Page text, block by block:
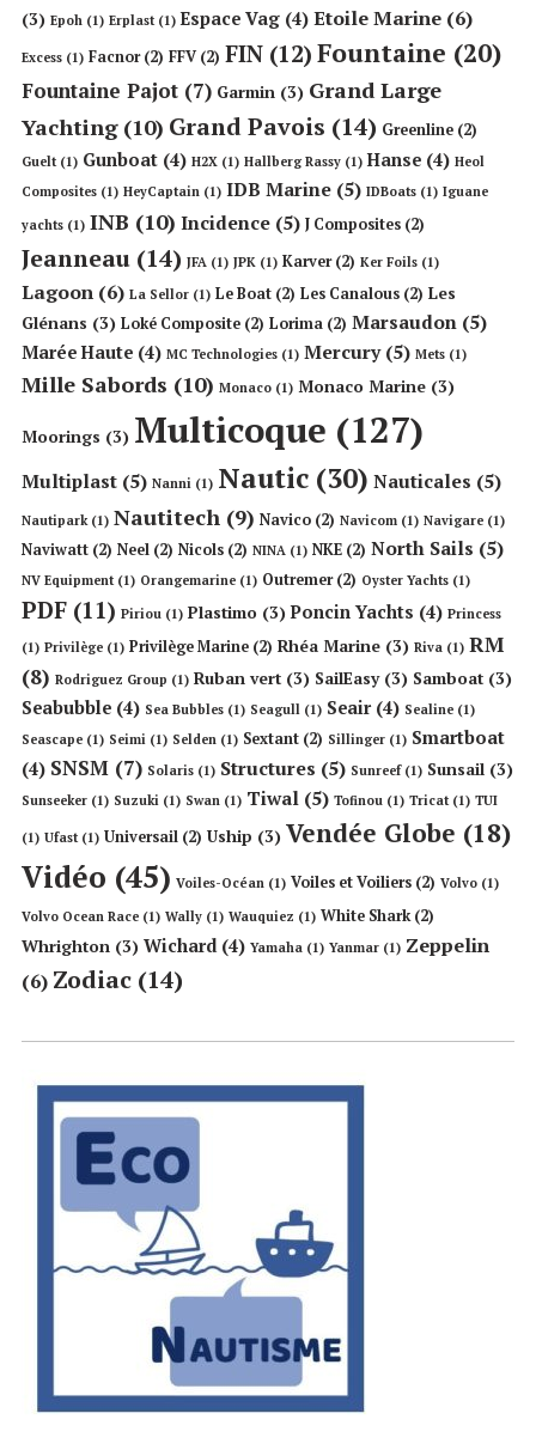
(3) Epoh (1) Erplast (1) Espace Vag (4) Etoile Marine (6)
Excess (1) Facnor(2) FFV (2) FIN (12) Fountaine (20)
Fountaine Pajot (7) Garmin (3) Grand Large
Yachting(10) Grand Pavois (14) Greenline (2)
Guelt (1) Gunboat (4) H2X (1) Hallberg Rassy (1) Hanse (4) Heol
Composites (1) HeyCaptain (1) IDB Marine (5) IDBoats (1) Iguane
yachts (1) INB (10) Incidence (5) J Composites (2)
Jeanneau (14) JFA (1) JPK (1) Karver(2) Ker Foils (1)
Lagoon (6) La Sellor (1) Le Boat (2) Les Canalous (2) Les
Glénans (3) Loké Composite (2) Lorima (2) Marsaudon (5)
Marée Haute (4) MC Technologies (1) Mercury(5) Mets (1)
Mille Sabords (10) Monaco (1) Monaco Marine (3)
Moorings (3) Multicoque (127)
Multiplast (5) Nanni (1) Nautic (30) Nauticales (5)
Nautipark (1) Nautitech (9) Navico (2) Navicom (1) Navigare (1)
Naviwatt (2) Neel (2) Nicols (2) NINA (1) NKE (2) North Sails (5)
NV Equipment (1) Orangemarine (1) Outremer(2) Oyster Yachts (1)
PDF (11) Piriou (1) Plastimo (3) Poncin Yachts (4) Princess
(1) Privilège (1) Privilège Marine (2) Rhéa Marine (3) Riva (1) RM
(8) Rodriguez Group (1) Ruban vert (3) SailEasy(3) Samboat (3)
Seabubble (4) Sea Bubbles (1) Seagull (1) Seair(4) Sealine (1)
Seascape (1) Seimi (1) Selden (1) Sextant (2) Sillinger (1) Smartboat
(4) SNSM (7) Solaris (1) Structures (5) Sunreef(1) Sunsail (3)
Sunseeker (1) Suzuki (1) Swan (1) Tiwal (5) Tofinou (1) Tricat (1) TUI
(1) Ufast (1) Universail (2) Uship (3) Vendée Globe (18)
Vidéo (45) Voiles-Océan (1) Voiles et Voiliers (2) Volvo (1)
Volvo Ocean Race (1) Wally (1) Wauquiez (1) White Shark(2)
Whrighton (3) Wichard (4) Yamaha (1) Yanmar (1) Zeppelin
(6) Zodiac (14)